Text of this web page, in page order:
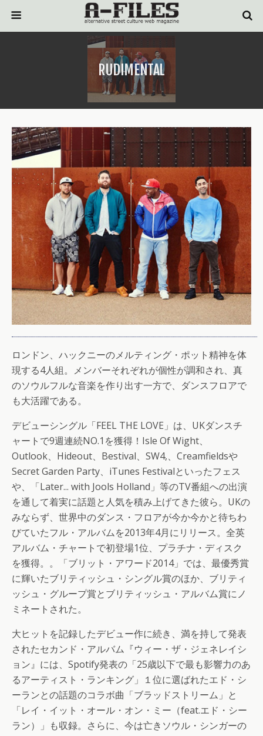
RUDIMENTAL
ロンドン、ハックニーのメルティング・ポット精神を体
現する4人組。メンバーそれぞれが個性が調和され、真
のソウルフルな音楽を作り出す一方で、ダンスフロアで
も大活躍である。
デビューシングル「FEEL THE LOVE」は、UKダンスチ
ャートで9週連続NO.1を獲得！Isle Of Wight、
Outlook、Hideout、Bestival、SW4,、Creamfieldsや
Secret Garden Party、iTunes Festivalといったフェス
や、「Later... with Jools Holland」等のTV番組への出演
を通して着実に話題と人気を積み上げてきた彼ら。UKの
みならず、世界中のダンス・フロアが今か今かと待ちわ
びていたフル・アルバムを2013年4月にリリース。全英
アルバム・チャートで初登場1位、プラチナ・ディスク
を獲得。。「ブリット・アワード2014」では、最優秀賞
に輝いたブリティッシュ・シングル賞のほか、ブリティ
ッシュ・グループ賞とブリティッシュ・アルバム賞にノ
ミネートされた。
大ヒットを記録したデビュー作に続き、満を持して発表
されたセカンド・アルバム『ウィー・ザ・ジェネレイシ
ョン』には、Spotify発表の「25歳以下で最も影響力のあ
るアーティスト・ランキング」１位に選ばれたエド・シ
ーランとの話題のコラボ曲「ブラッドストリーム」と
「レイ・イット・オール・オン・ミー（feat.エド・シー
ラン）」も収録。さらに、今は亡きソウル・シンガーの